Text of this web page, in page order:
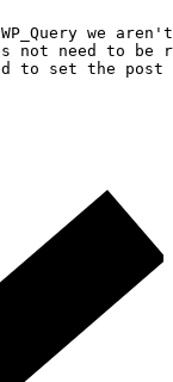
we
not need to be
to set the post